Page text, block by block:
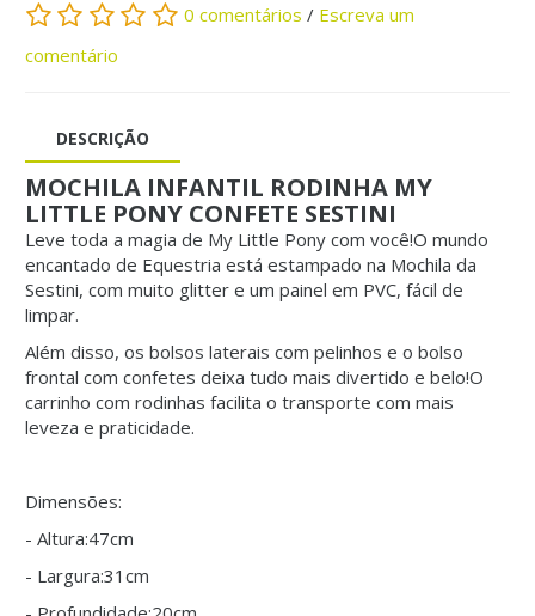
0 comentários / Escreva um
comentário
DESCRIÇÃO
MOCHILA INFANTIL RODINHA MY
LITTLE PONY CONFETE SESTINI
Leve toda a magia de My Little Pony com você!O mundo
encantado de Equestria está estampado na Mochila da
Sestini, com muito glitter e um painel em PVC, fácil de
limpar.
Além disso, os bolsos laterais com pelinhos e o bolso
frontal com confetes deixa tudo mais divertido e belo!O
carrinho com rodinhas facilita o transporte com mais
leveza e praticidade.
Dimensões:
- Altura:47cm
- Largura:31cm